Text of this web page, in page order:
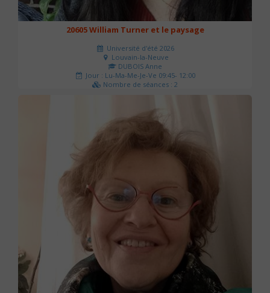
20605 William Turner et le paysage
Université d'été 2026
Louvain-la-Neuve
DUBOIS Anne
Jour : Lu-Ma-Me-Je-Ve 09:45- 12:00
Nombre de séances : 2